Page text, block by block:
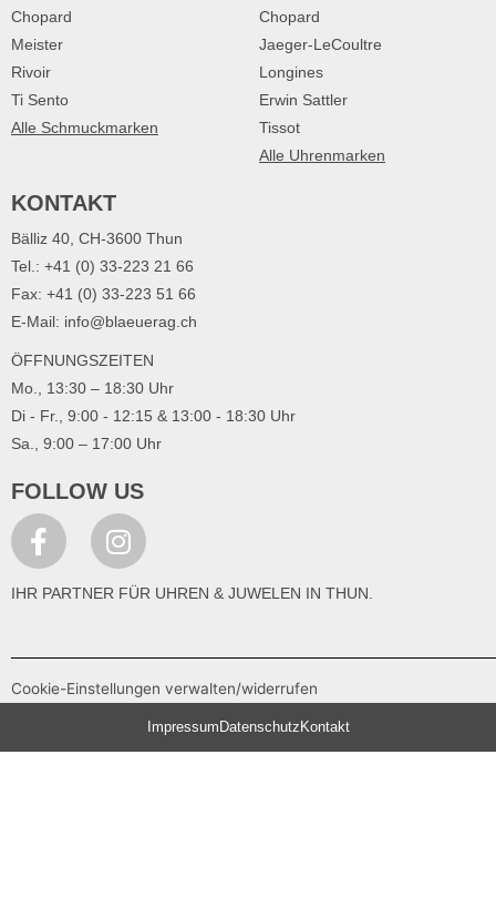
Chopard
Meister
Rivoir
Ti Sento
Alle Schmuckmarken
Chopard
Jaeger-LeCoultre
Longines
Erwin Sattler
Tissot
Alle Uhrenmarken
KONTAKT
Bälliz 40, CH-3600 Thun
Tel.: +41 (0) 33-223 21 66
Fax: +41 (0) 33-223 51 66
E-Mail: info@blaeuerag.ch
ÖFFNUNGSZEITEN
Mo., 13:30 – 18:30 Uhr
Di - Fr., 9:00 - 12:15 & 13:00 - 18:30 Uhr
Sa., 9:00 – 17:00 Uhr
FOLLOW US
IHR PARTNER FÜR UHREN & JUWELEN IN THUN.
Cookie-Einstellungen verwalten/widerrufen
Impressum Datenschutz Kontakt